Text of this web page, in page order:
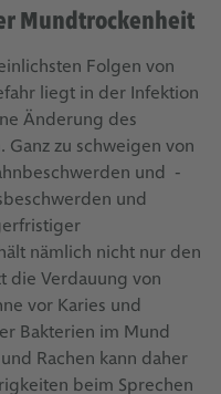
Mundtrockenheit
Folgen von
liegt in der Infektion
Änderung des
Ganz zu schweigen von
und -
und
nämlich nicht nur den
die Verdauung von
vor Karies und
Bakterien im Mund
Rachen kann daher
beim Sprechen